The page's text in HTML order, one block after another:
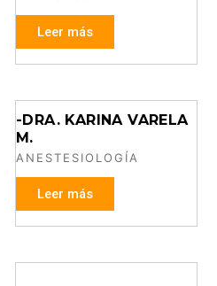
Leer más
-DRA. KARINA VARELA
M.
ANESTESIOLOGÍA
Leer más